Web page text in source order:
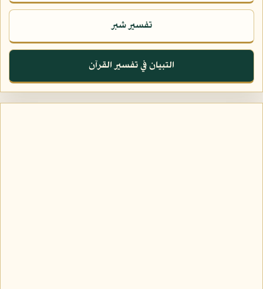
تفسير شبر
التبيان في تفسير القرآن